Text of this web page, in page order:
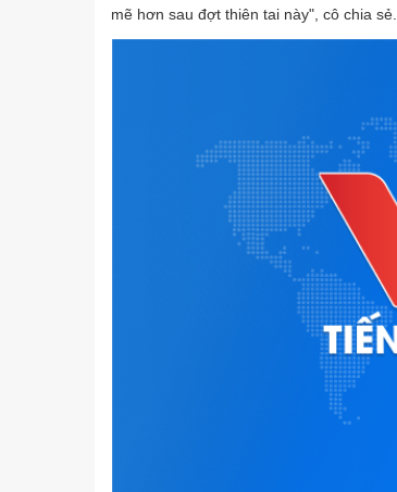
mẽ hơn sau đợt thiên tai này", cô chia sẻ.